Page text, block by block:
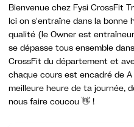
Bienvenue chez Fysi CrossFit
Ici on s'entraîne dans la bonne
qualité (le Owner est
se dépasse tous ensemble
CrossFit du département et
chaque cours est encadré de
meilleure heure de ta journée,
nous faire coucou 👋 !